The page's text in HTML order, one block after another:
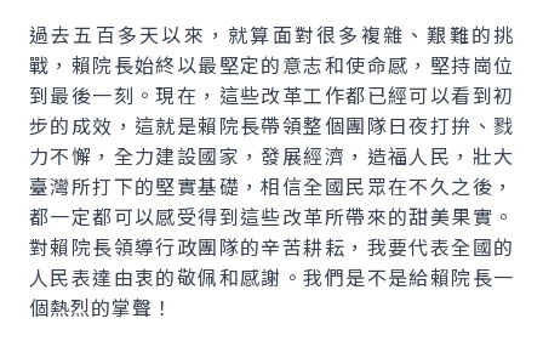
過去五百多天以來，就算面對很多複雜、艱難的挑
戰，賴院長始終以最堅定的意志和使命感，堅持崗位
到最後一刻。現在，這些改革工作都已經可以看到初
步的成效，這就是賴院長帶領整個團隊日夜打拚、戮
力不懈，全力建設國家，發展經濟，造福人民，壯大
臺灣所打下的堅實基礎，相信全國民眾在不久之後，
都一定都可以感受得到這些改革所帶來的甜美果實。
對賴院長領導行政團隊的辛苦耕耘，我要代表全國的
人民表達由衷的敬佩和感謝。我們是不是給賴院長一
個熱烈的掌聲！